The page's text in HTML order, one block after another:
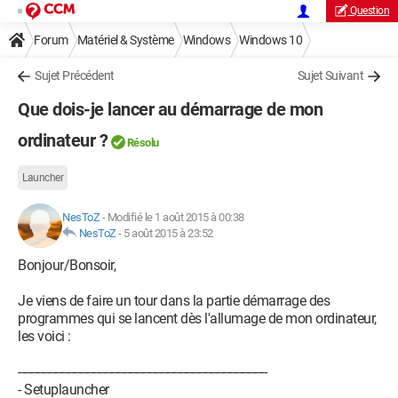
Question
Forum Matériel & Système Windows Windows 10
Sujet Précédent Sujet Suivant
Que dois-je lancer au démarrage de mon
ordinateur ?
Résolu
Launcher
NesToZ- Modifié le 1 août 2015 à 00:38
NesToZ- 5 août 2015 à 23:52
Bonjour/Bonsoir,
Je viens de faire un tour dans la partie démarrage des
programmes qui se lancent dès l'allumage de mon ordinateur,
les voici :
--------------------------------------------------------------------------------
- Setuplauncher